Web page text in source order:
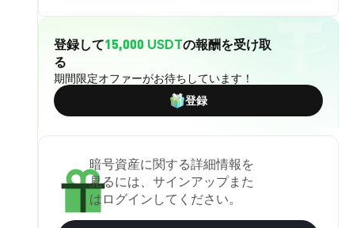
登録して15,000 USDTの報酬を受け取
る
期間限定オファーがお待ちしています！
登録
暗号資産に関する詳細情報を
見るには、サインアップまた
はログインしてください。